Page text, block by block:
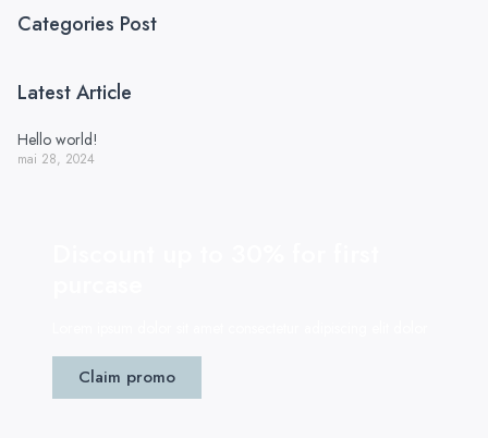
Categories Post
Latest Article
Hello world!
mai 28, 2024
Claim promo